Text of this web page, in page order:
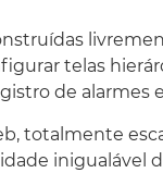
e seguro
tecnologia
de
de
telas
de alarmes
totalmente
inigualável